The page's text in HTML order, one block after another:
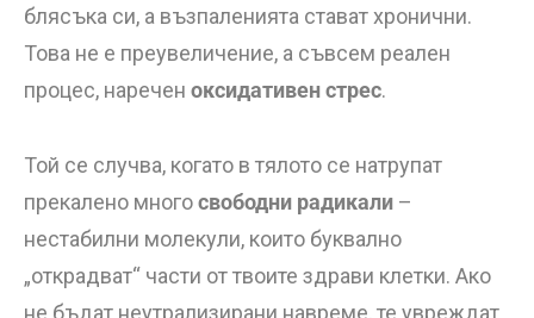
блясъка си, а възпаленията стават хронични.
Това не е преувеличение, а съвсем реален
процес, наречен оксидативен стрес.
Той се случва, когато в тялото се натрупат
прекалено многосвободни радикали –
нестабилни молекули, които буквално
„открадват“ части от твоите здрави клетки. Ако
не бъдат неутрализирани навреме, те увреждат